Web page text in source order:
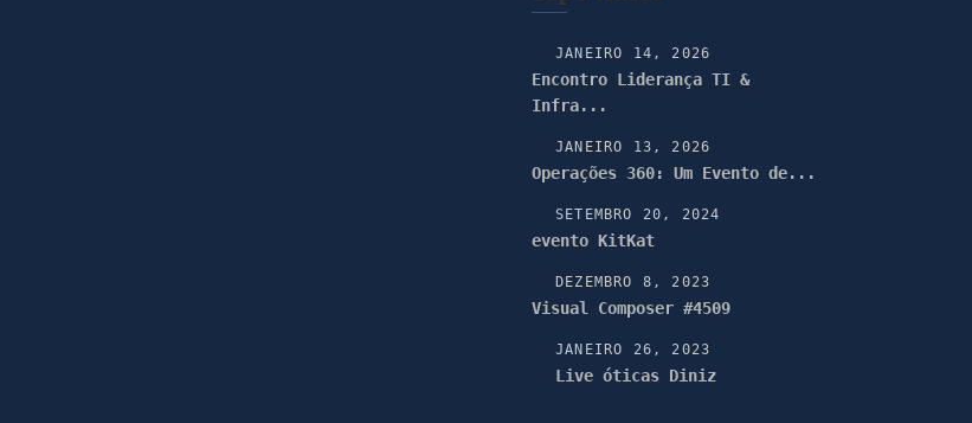
JANEIRO 14, 2026
Encontro Liderança TI &
Infra...
JANEIRO 13, 2026
Operações 360: Um Evento de...
SETEMBRO 20, 2024
evento KitKat
DEZEMBRO 8, 2023
Visual Composer #4509
JANEIRO 26, 2023
Live óticas Diniz